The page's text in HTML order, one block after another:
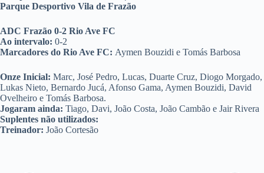
Parque Desportivo Vila de Frazão
ADC Frazão 0-2 Rio Ave FC
Ao intervalo: 0-2
Marcadores do Rio Ave FC: Aymen Bouzidi e Tomás Barbosa
Onze Inicial: Marc, José Pedro, Lucas, Duarte Cruz, Diogo Morgado,
Lukas Nieto, Bernardo Jucá, Afonso Gama, Aymen Bouzidi, David
Ovelheiro e Tomás Barbosa.
Jogaram ainda: Tiago, Davi, João Costa, João Cambão e Jair Rivera
Suplentes não utilizados:
Treinador: João Cortesão